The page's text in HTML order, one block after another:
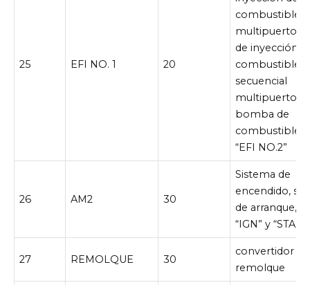
25 EFI NO. 1 20
combustible
multipuerto/
de inyección
combustible
secuencial
multipuerto,
bomba de
combustible,
“EFI NO.2”
26 AM2 30
Sistema de
encendido,
de arranque,
“IGN” y “STA”
27 REMOLQUE 30
convertidor de
remolque